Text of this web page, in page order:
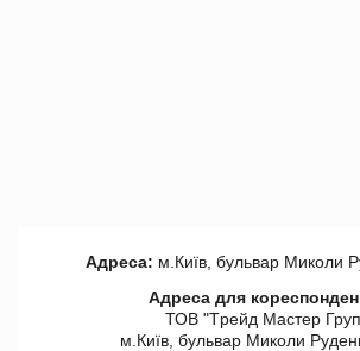
Адреса: м.Київ, бульвар Миколи
Адреса для
ТОВ "Tрейд Мастер
м.Київ, бульвар Миколи